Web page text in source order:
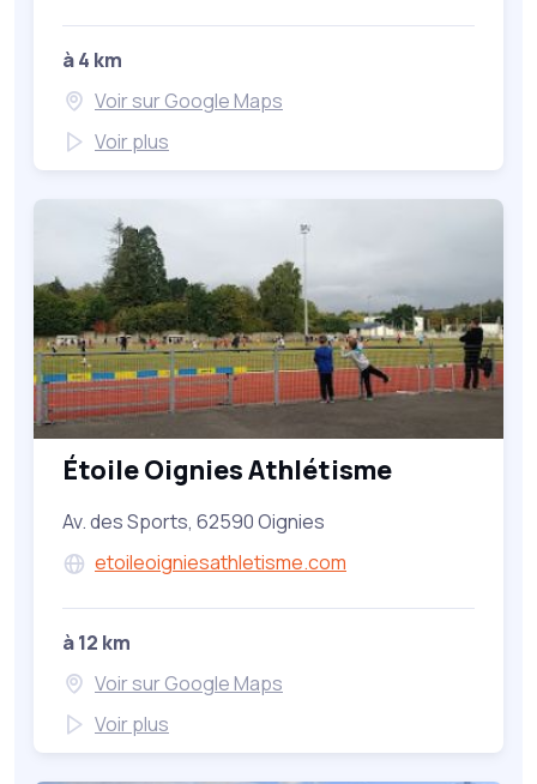
à 4 km
Voir sur Google Maps
Voir plus
Étoile Oignies Athlétisme
Av. des Sports, 62590 Oignies
etoileoigniesathletisme.com
à 12 km
Voir sur Google Maps
Voir plus